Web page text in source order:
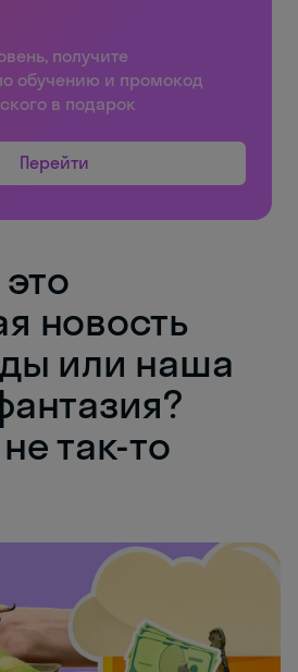
получите
обучению и промокод
в подарок
Перейти
новость
или наша
так-то